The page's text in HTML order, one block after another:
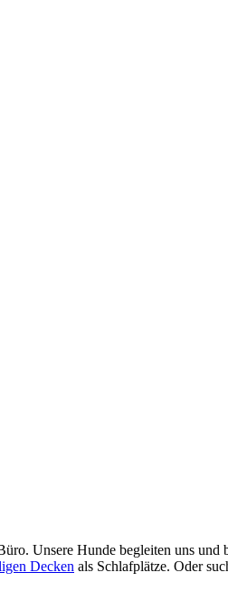
Unsere Hunde begleiten uns und
Decken als Schlafplätze. Oder